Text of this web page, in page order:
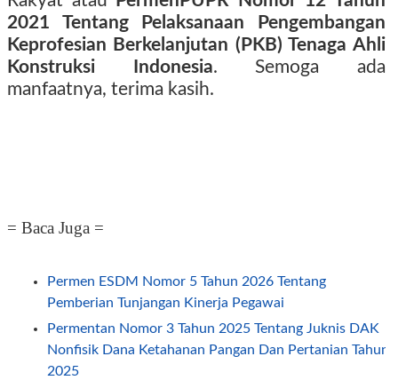
2021 Tentang Pelaksanaan Pengembangan
Keprofesian Berkelanjutan (PKB) Tenaga Ahli
Konstruksi Indonesia. Semoga ada
manfaatnya, terima kasih.
= Baca Juga =
Permen ESDM Nomor 5 Tahun 2026 Tentang
Pemberian Tunjangan Kinerja Pegawai
Permentan Nomor 3 Tahun 2025 Tentang Juknis DAK
Nonfisik Dana Ketahanan Pangan Dan Pertanian Tahun
2025